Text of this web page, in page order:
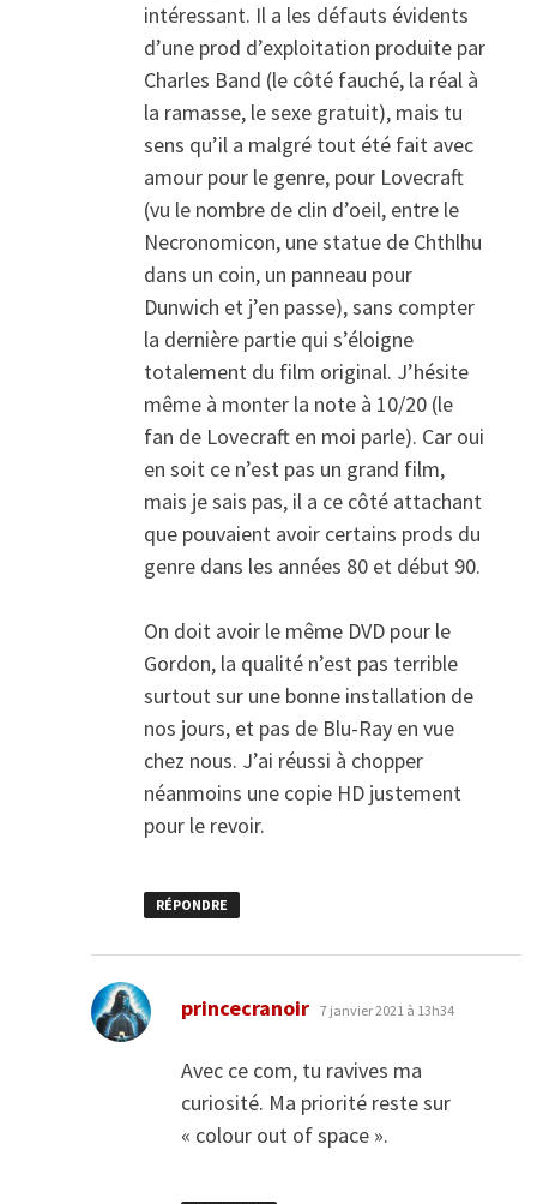
intéressant. Il a les défauts évidents
d’une prod d’exploitation produite par
Charles Band (le côté fauché, la réal à
la ramasse, le sexe gratuit), mais tu
sens qu’il a malgré tout été fait avec
amour pour le genre, pour Lovecraft
(vu le nombre de clin d’oeil, entre le
Necronomicon, une statue de Chthlhu
dans un coin, un panneau pour
Dunwich et j’en passe), sans compter
la dernière partie qui s’éloigne
totalement du film original. J’hésite
même à monter la note à 10/20 (le
fan de Lovecraft en moi parle). Car oui
en soit ce n’est pas un grand film,
mais je sais pas, il a ce côté attachant
que pouvaient avoir certains prods du
genre dans les années 80 et début 90.
On doit avoir le même DVD pour le
Gordon, la qualité n’est pas terrible
surtout sur une bonne installation de
nos jours, et pas de Blu-Ray en vue
chez nous. J’ai réussi à chopper
néanmoins une copie HD justement
pour le revoir.
RÉPONDRE
princecranoir dit :
7 janvier 2021 à 13h34
Avec ce com, tu ravives ma
curiosité. Ma priorité reste sur
« colour out of space ».